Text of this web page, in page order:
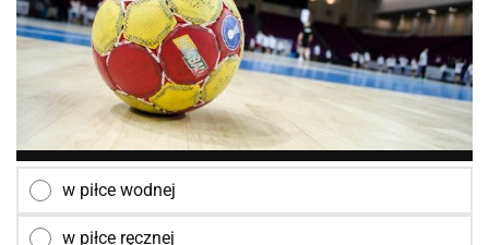
w piłce wodnej
w piłce ręcznej